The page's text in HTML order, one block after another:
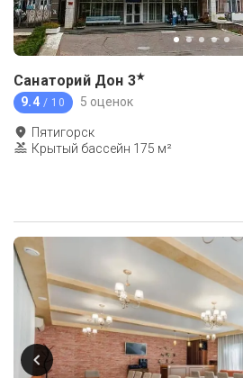
Санаторий Дон 3★
9.4 / 10 5 оценок
Пятигорск
Крытый бассейн 175 м²